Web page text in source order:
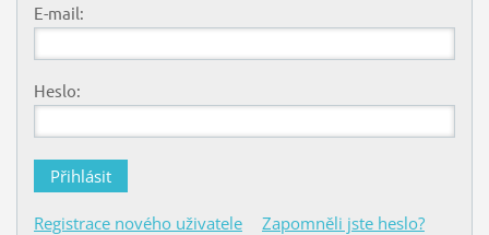
E-mail:
Heslo:
Registrace nového uživatele Zapomněli jste heslo?